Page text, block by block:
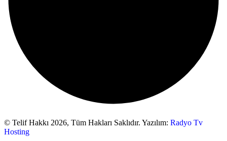
© Telif Hakkı 2026, Tüm Hakları Saklıdır. Yazılım: Radyo Tv
Hosting